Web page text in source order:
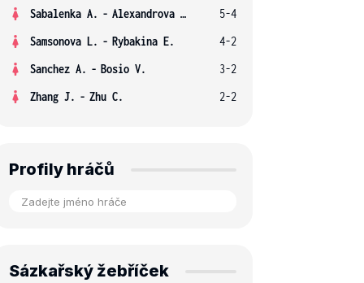
Sabalenka A. - Alexandrova E.
5-4
Samsonova L. - Rybakina E.
4-2
Sanchez A. - Bosio V.
3-2
Zhang J. - Zhu C. 2-2
Profily hráčů
Sázkařský žebříček